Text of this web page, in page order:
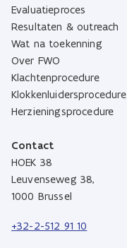
Evaluatieproces
Resultaten & outreach
Wat na toekenning
Over FWO
Klachtenprocedure
Klokkenluidersprocedure
Herzieningsprocedure
Contact
HOEK 38
Leuvenseweg 38,
1000 Brussel
+32-2-512 91 10